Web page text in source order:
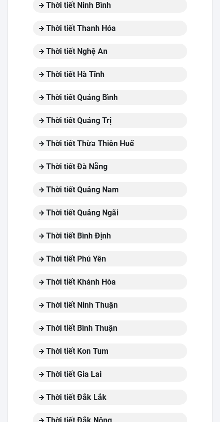
Thời tiết Ninh Bình
Thời tiết Thanh Hóa
Thời tiết Nghệ An
Thời tiết Hà Tĩnh
Thời tiết Quảng Bình
Thời tiết Quảng Trị
Thời tiết Thừa Thiên Huế
Thời tiết Đà Nẵng
Thời tiết Quảng Nam
Thời tiết Quảng Ngãi
Thời tiết Bình Định
Thời tiết Phú Yên
Thời tiết Khánh Hòa
Thời tiết Ninh Thuận
Thời tiết Bình Thuận
Thời tiết Kon Tum
Thời tiết Gia Lai
Thời tiết Đắk Lắk